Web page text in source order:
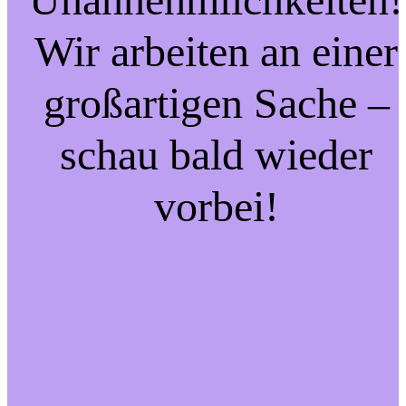
Wir arbeiten an einer
großartigen Sache –
schau bald wieder
vorbei!